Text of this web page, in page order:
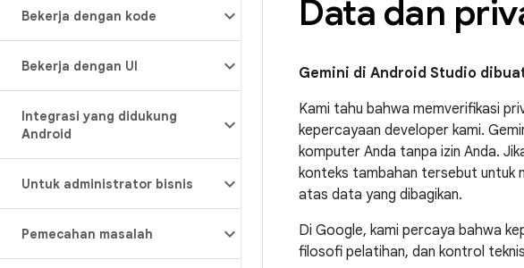
Bekerja dengan kode
Bekerja dengan UI
Integrasi yang didukung
Android
Untuk administrator bisnis
Pemecahan masalah
Data dan
Gemini di Android Studio
Kami tahu bahwa memverifikasi
kepercayaan developer kami.
komputer Anda tanpa izin Anda.
konteks tambahan tersebut untuk
atas data yang dibagikan.
Di Google, kami percaya bahwa
filosofi pelatihan, dan kontrol